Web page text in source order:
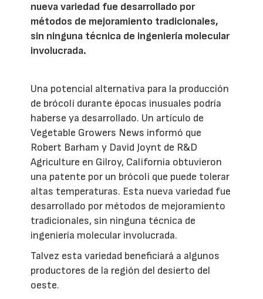
nueva variedad fue desarrollado por
métodos de mejoramiento tradicionales,
sin ninguna técnica de ingeniería molecular
involucrada.
Una potencial alternativa para la producción
de brócoli durante épocas inusuales podría
haberse ya desarrollado. Un artículo de
Vegetable Growers News informó que
Robert Barham y David Joynt de R&D
Agriculture en Gilroy, California obtuvieron
una patente por un brócoli que puede tolerar
altas temperaturas. Esta nueva variedad fue
desarrollado por métodos de mejoramiento
tradicionales, sin ninguna técnica de
ingeniería molecular involucrada.
Talvez esta variedad beneficiará a algunos
productores de la región del desierto del
oeste.